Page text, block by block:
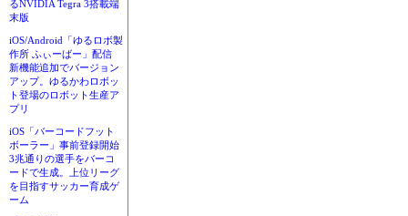
るNVIDIA Tegra 3搭載端
末版
iOS/Android「ゆるロボ製
作所 ふぃーばー」配信
新機能追加でバージョン
アップ。ゆるかわロボッ
ト登場のロボット生産ア
プリ
iOS「バーコードフット
ボーラー」事前登録開始
3兆通りの選手をバーコ
ードで生成。上位リーグ
を目指すサッカー育成ゲ
ーム